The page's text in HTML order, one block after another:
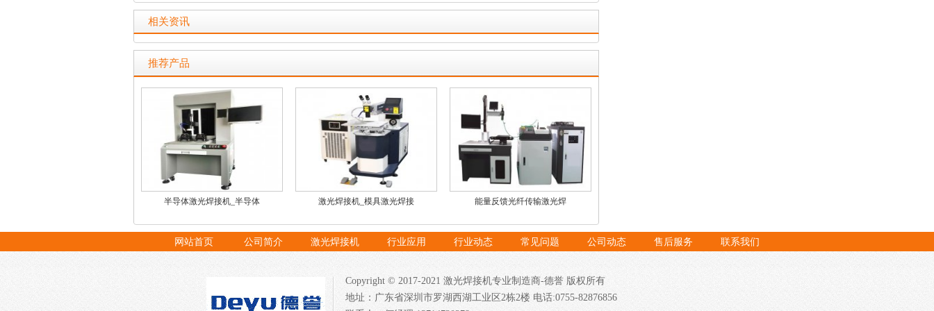
相关资讯
推荐产品
半导体激光焊接机_半导体 激光焊接机_模具激光焊接 能量反馈光纤传输激光焊
网站首页 公司简介 激光焊接机 行业应用 行业动态 常见问题 公司动态 售后服务 联系我们
Copyright © 2017-2021 激光焊接机专业制造商-德誉 版权所有
地址：广东省深圳市罗湖西湖工业区2栋2楼 电话:0755-82876856